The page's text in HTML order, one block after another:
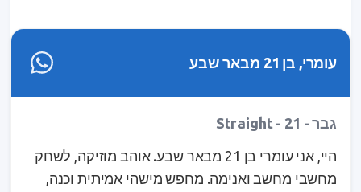
עומרי, בן 21 מבאר שבע
גבר - Straight - 21
⁣היי, אני עומרי בן 21 מבאר שבע. אוהב מוזיקה, לשחק
מחשבי מחשב ואנימה. מחפש מישהי אמיתית וכנה,